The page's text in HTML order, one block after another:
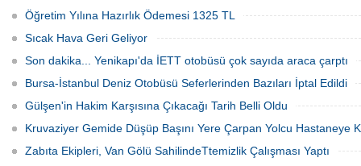
Öğretim Yılına Hazırlık Ödemesi 1325 TL
Sıcak Hava Geri Geliyor
Son dakika... Yenikapı'da İETT otobüsü çok sayıda araca çarptı
Bursa-İstanbul Deniz Otobüsü Seferlerinden Bazıları İptal Edildi
Gülşen'in Hakim Karşısına Çıkacağı Tarih Belli Oldu
Kruvaziyer Gemide Düşüp Başını Yere Çarpan Yolcu Hastaneye
Zabıta Ekipleri, Van Gölü SahilindeTtemizlik Çalışması Yaptı